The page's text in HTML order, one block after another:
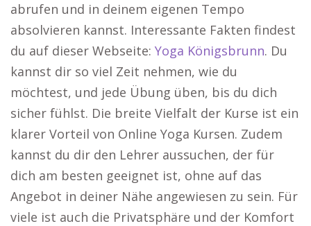
abrufen und in deinem eigenen Tempo
absolvieren kannst. Interessante Fakten findest
du auf dieser Webseite: Yoga Königsbrunn. Du
kannst dir so viel Zeit nehmen, wie du
möchtest, und jede Übung üben, bis du dich
sicher fühlst. Die breite Vielfalt der Kurse ist ein
klarer Vorteil von Online Yoga Kursen. Zudem
kannst du dir den Lehrer aussuchen, der für
dich am besten geeignet ist, ohne auf das
Angebot in deiner Nähe angewiesen zu sein. Für
viele ist auch die Privatsphäre und der Komfort